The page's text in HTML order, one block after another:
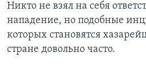
Никто не взял на себя
нападение, но подобные
которых становятся
стране довольно часто.